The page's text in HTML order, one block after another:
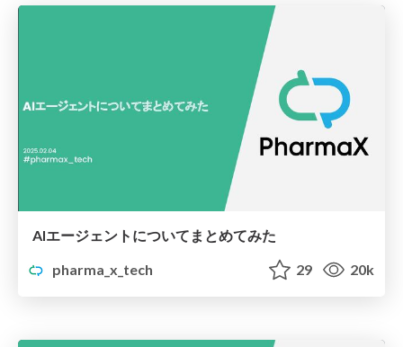
AIエージェントについてまとめてみた
pharma_x_tech
29 20k